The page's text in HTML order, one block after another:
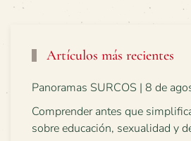
Artículos más recientes
Panoramas SURCOS | 8 de
Comprender antes que
sobre educación, sexualidad y